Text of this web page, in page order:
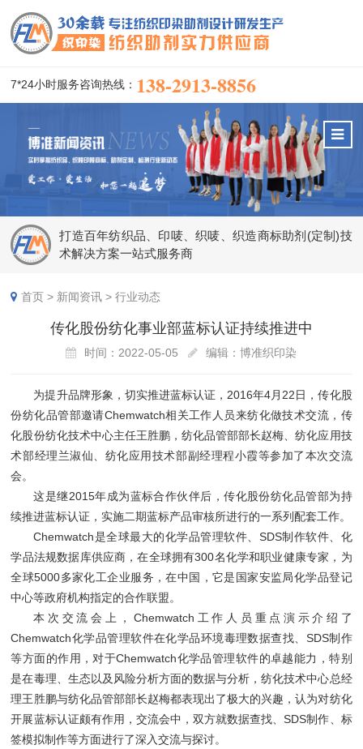
7*24小时服务咨询热线： 138-2913-8856
打造百年纺织品、印唛、织唛、织造商标助剂(定制)技
术解决方案一站式服务商
首页 > 新闻资讯 >行业动态
传化股份纺化事业部蓝标认证持续推进中
时间：2022-05-05 编辑：博准织印染
为提升品牌形象，切实推进蓝标认证，2016年4月22日，传化股
份纺化品管部邀请Chemwatch相关工作人员来纺化做技术交流，传
化股份纺化技术中心主任王胜鹏，纺化品管部部长赵梅、纺化应用技
术部经理兰淑仙、纺化应用技术部副经理程小霞等参加了本次交流
会。
这是继2015年成为蓝标合作伙伴后，传化股份纺化品管部为持
续推进蓝标认证，实施二期蓝标产品审核所进行的一系列配套工作。
Chemwatch是全球最大的化学品管理软件、SDS制作软件、化
学品法规数据库供应商，在全球拥有300名化学和职业健康专家，为
全球5000多家化工企业服务，在中国，它是国家安监局化学品登记
中心等政府机构指定的合作联盟。
本次交流会上，Chemwatch工作人员重点演示介绍了
Chemwatch化学品管理软件在化学品环境毒理数据查找、SDS制作
等方面的作用，对于Chemwatch化学品管理软件的卓越能力，特别
是在毒理、生态以及风险分析方面的数据与分析，纺化技术中心总经
理王胜鹏与纺化品管部部长赵梅都表现出了极大的兴趣，认为对纺化
开展蓝标认证颇有作用，交流会中，双方就数据查找、SDS制作、标
签模拟制作等方面进行了深入交流与探讨。